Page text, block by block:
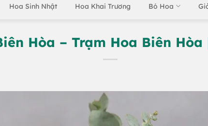
Hoa Sinh Nhật Hoa Khai Trương Bó Hoa
Hòa – Trạm Hoa Biên